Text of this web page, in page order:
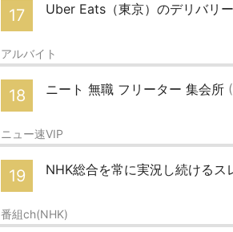
17 Uber Eats（東京）のデリバリ
アルバイト
18 ニート 無職 フリーター 集会所
ニュー速VIP
19 NHK総合を常に実況し続ける
番組ch(NHK)